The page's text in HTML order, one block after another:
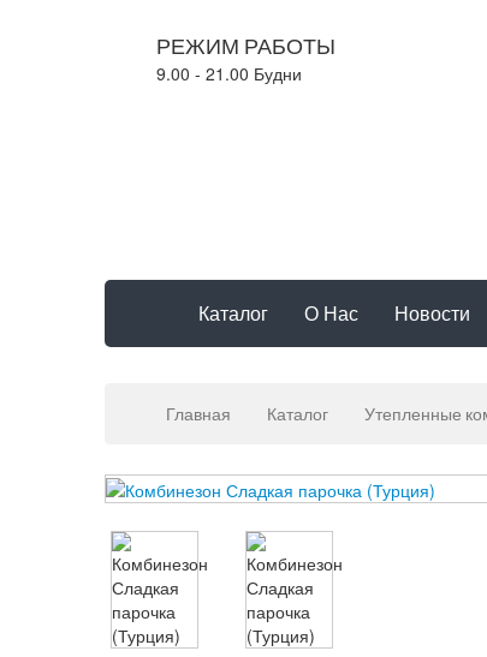
РЕЖИМ РАБОТЫ
9.00 - 21.00 Будни
Каталог О Нас Новости
Главная Каталог Утепленные